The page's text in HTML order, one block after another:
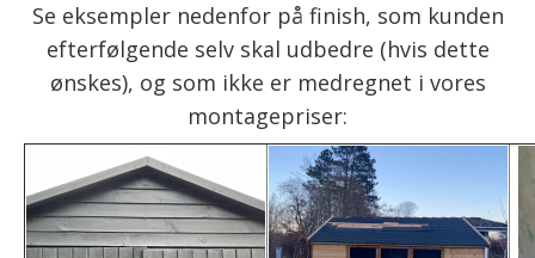
Se eksempler nedenfor på finish, som kunden
efterfølgende selv skal udbedre (hvis dette
ønskes), og som ikke er medregnet i vores
montagepriser: